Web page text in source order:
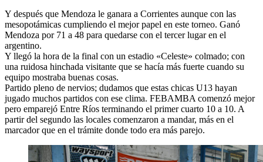
Y después que Mendoza le ganara a Corrientes aunque con las
mesopotámicas cumpliendo el mejor papel en este torneo. Ganó
Mendoza por 71 a 48 para quedarse con el tercer lugar en el
argentino.
Y llegó la hora de la final con un estadio «Celeste» colmado; con
una ruidosa hinchada visitante que se hacía más fuerte cuando su
equipo mostraba buenas cosas.
Partido pleno de nervios; dudamos que estas chicas U13 hayan
jugado muchos partidos con ese clima. FEBAMBA comenzó mejor
pero emparejó Entre Ríos terminando el primer cuarto 10 a 10. A
partir del segundo las locales comenzaron a mandar, más en el
marcador que en el trámite donde todo era más parejo.